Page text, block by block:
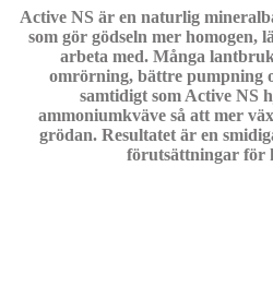
Active NS är en naturlig
som gör gödseln mer homogen,
arbeta med. Många
omrörning, bättre pumpning
samtidigt som Active NS
ammoniumkväve så att mer
grödan. Resultatet är en
förutsättningar för